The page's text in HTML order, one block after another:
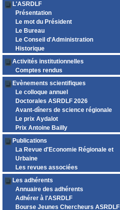
L'ASRDLF
Présentation
Le mot du Président
Le Bureau
Le Conseil d'Administration
Historique
Activités institutionnelles
Comptes rendus
Evènements scientifiques
Le colloque annuel
Doctorales ASRDLF 2026
Avant-dîners de science régionale
Le prix Aydalot
Prix Antoine Bailly
Publications
La Revue d'Economie Régionale et
Urbaine
Les revues associées
Les adhérents
Annuaire des adhérents
Adhérer à l'ASRDLF
Bourse Jeunes Chercheurs ASRDLF